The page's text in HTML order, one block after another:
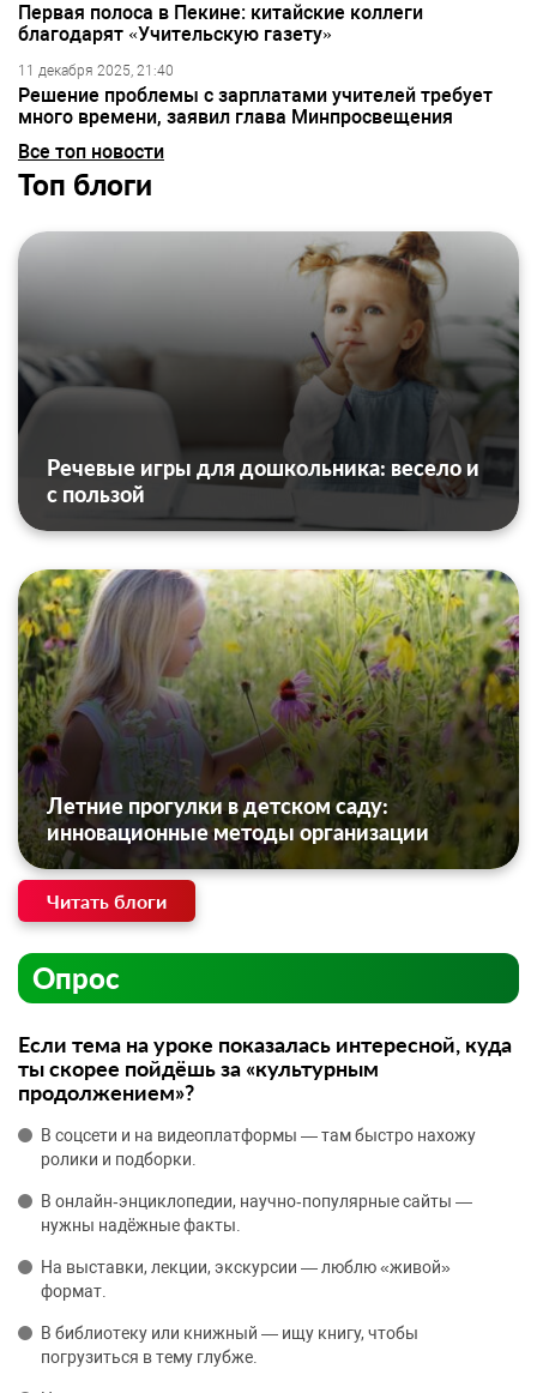
Первая полоса в Пекине: китайские коллеги
благодарят «Учительскую газету»
11 декабря 2025, 21:40
Решение проблемы с зарплатами учителей требует
много времени, заявил глава Минпросвещения
Все топ новости
Топ блоги
Речевые игры для дошкольника: весело и
с пользой
Летние прогулки в детском саду:
инновационные методы организации
Читать блоги
Опрос
Если тема на уроке показалась интересной, куда
ты скорее пойдёшь за «культурным
продолжением»?
В соцсети и на видеоплатформы — там быстро нахожу
ролики и подборки.
В онлайн‑энциклопедии, научно‑популярные сайты —
нужны надёжные факты.
На выставки, лекции, экскурсии — люблю «живой»
формат.
В библиотеку или книжный — ищу книгу, чтобы
погрузиться в тему глубже.